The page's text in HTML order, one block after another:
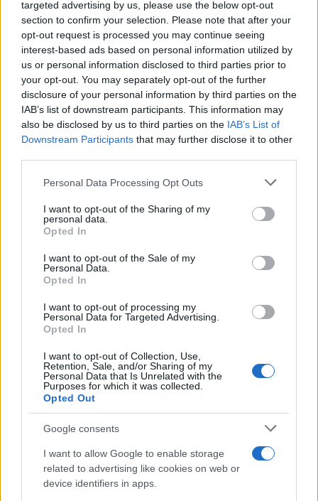
targeted advertising by us, please use the below opt-out
section to confirm your selection. Please note that after your
opt-out request is processed you may continue seeing
interest-based ads based on personal information utilized by
us or personal information disclosed to third parties prior to
your opt-out. You may separately opt-out of the further
disclosure of your personal information by third parties on the
IAB’s list of downstream participants. This information may
also be disclosed by us to third parties on the IAB’s List of
Downstream Participants that may further disclose it to other
Please note that this website/app uses one or more Google
not limited to your visit or usage behaviour. You may click to
grant or deny consent to Google and its third-party tags to
use your data for below specified purposes in below Google
consent section.
Personal Data Processing Opt Outs
I want to opt-out of the Sharing of my
personal data.
Opted In
I want to opt-out of the Sale of my
Personal Data.
Opted In
I want to opt-out of processing my
Personal Data for Targeted Advertising.
Opted In
I want to opt-out of Collection, Use,
Retention, Sale, and/or Sharing of my
Personal Data that Is Unrelated with the
Purposes for which it was collected.
Opted Out
Google consents
I want to allow Google to enable storage
related to advertising like cookies on web or
device identifiers in apps.
Continua a leggere
Dove la montagna incontra il cinema: i vincitori del
Cervino CineMountain
Marco Tessari · 6 Ago 2026